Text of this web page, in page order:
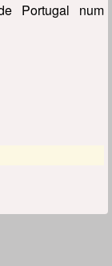
Portugal num